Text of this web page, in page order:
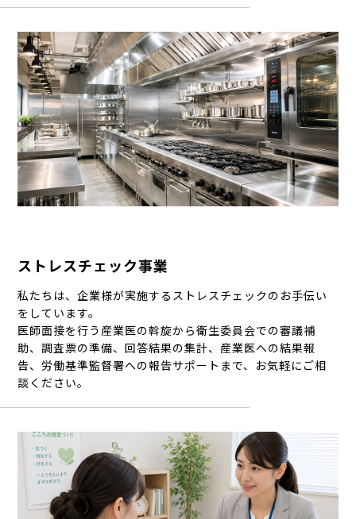
ストレスチェック事業
私たちは、企業様が実施するストレスチェックのお手伝い
をしています。
医師面接を行う産業医の斡旋から衛生委員会での審議補
助、調査票の準備、回答結果の集計、産業医への結果報
告、労働基準監督署への報告サポートまで、お気軽にご相
談ください。